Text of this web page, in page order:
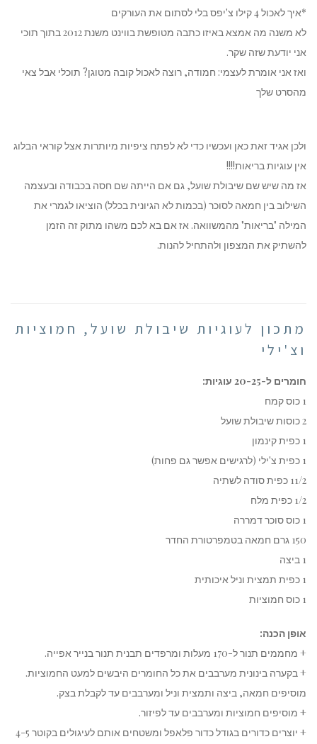
*איך לאכול 4 קילו צ'יפס בלי לסתום את העורקים
לא משנה מה אמצא באיזו כתבה מטופשת בווינט משנת 2012 בתוך תוכי
אני יודעת שזה שקר.
ואז אני אומרת לעצמי: חמודה, רוצה לאכול קובה מטוגן? תוכלי אבל צאי
מהסרט שלך
ולכן אגיד זאת כאן ועכשיו כדי לא לפתח ציפיות מיותרות אצל קוראי הבלוג
אין עוגיות בריאות!!!!
אז מה שיש שם שיבולת שועל, גם אם הייתה שם חסה בכבודה ובעצמה
השילוב בין חמאה לסוכר (בכמות לא הגיונית בכלל) הוציאו לגמרי את
המילה "בריאות" מהמשוואה. אז אם בא לכם משהו מתוק זה הזמן
להשתיק את המצפון ולהתחיל להנות.
מתכון לעוגיות שיבולת שועל, חמוציות
וצ'ילי
חומרים ל-20-25 עוגיות:
1 כוס קמח
2 כוסות שיבולת שועל
1 כפית קינמון
1 כפית צ'ילי (לרגישים אפשר גם פחות)
11/2 כפית סודה לשתיה
1/2 כפית מלח
1 כוס סוכר דמררה
150 גרם חמאה בטמפרטורת החדר
1 ביצה
1 כפית תמצית וניל איכותית
1 כוס חמוציות
אופן הכנה:
+ מחממים תנור ל-170 מעלות ומרפדים תבנית תנור בנייר אפייה.
+ בקערה בינונית מערבבים את כל החומרים היבשים למעט החמוציות.
מוסיפים חמאה, ביצה ותמצית וניל ומערבבים עד לקבלת בצק.
+ מוסיפים חמוציות ומערבבים עד לפיזור.
+ יוצרים כדורים בגודל כדור פלאפל ומשטחים אותם לעיגולים בקוטר 4-5